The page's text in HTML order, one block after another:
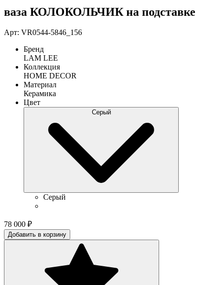
ваза КОЛОКОЛЬЧИК на подставке
Арт: VR0544-5846_156
Бренд
LAM LEE
Коллекция
HOME DECOR
Материал
Керамика
Цвет
Серый
Серый
78 000 ₽
Добавить в корзину